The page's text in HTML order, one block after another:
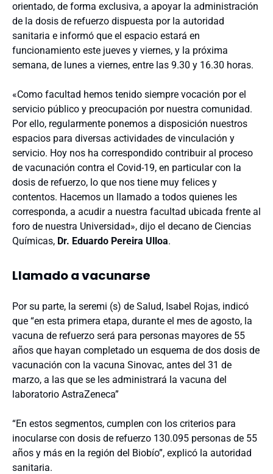
orientado, de forma exclusiva, a apoyar la administración
de la dosis de refuerzo dispuesta por la autoridad
sanitaria e informó que el espacio estará en
funcionamiento este jueves y viernes, y la próxima
semana, de lunes a viernes, entre las 9.30 y 16.30 horas.
«Como facultad hemos tenido siempre vocación por el
servicio público y preocupación por nuestra comunidad.
Por ello, regularmente ponemos a disposición nuestros
espacios para diversas actividades de vinculación y
servicio. Hoy nos ha correspondido contribuir al proceso
de vacunación contra el Covid-19, en particular con la
dosis de refuerzo, lo que nos tiene muy felices y
contentos. Hacemos un llamado a todos quienes les
corresponda, a acudir a nuestra facultad ubicada frente al
foro de nuestra Universidad», dijo el decano de Ciencias
Químicas, Dr. Eduardo Pereira Ulloa.
Llamado a vacunarse
Por su parte, la seremi (s) de Salud, Isabel Rojas, indicó
que “en esta primera etapa, durante el mes de agosto, la
vacuna de refuerzo será para personas mayores de 55
años que hayan completado un esquema de dos dosis de
vacunación con la vacuna Sinovac, antes del 31 de
marzo, a las que se les administrará la vacuna del
laboratorio AstraZeneca”
“En estos segmentos, cumplen con los criterios para
inocularse con dosis de refuerzo 130.095 personas de 55
años y más en la región del Biobío”, explicó la autoridad
sanitaria.